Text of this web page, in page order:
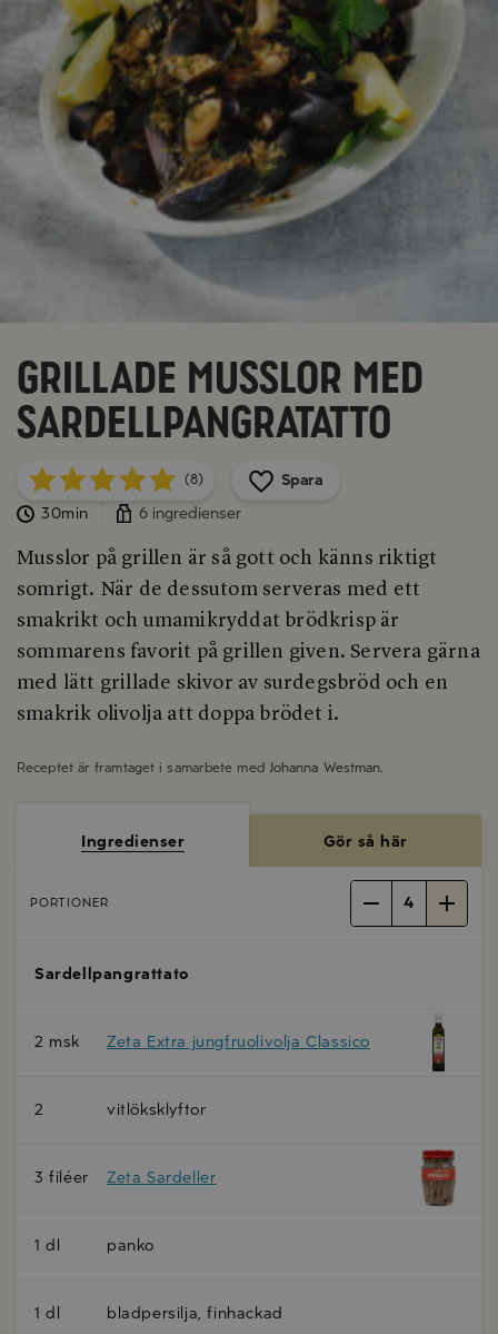
Grillade musslor med
sardellpangratatto
(8)
Spara
30min
6 ingredienser
Musslor på grillen är så gott och känns riktigt
somrigt. När de dessutom serveras med ett
smakrikt och umamikryddat brödkrisp är
sommarens favorit på grillen given. Servera gärna
med lätt grillade skivor av surdegsbröd och en
smakrik olivolja att doppa brödet i.
Receptet är framtaget i samarbete med Johanna Westman
Ingredienser Gör så här
PORTIONER 4
Sardellpangrattato
2 msk Zeta Extra jungfruolivolja Classico
2 vitlöksklyftor
3 filéer Zeta Sardeller
1 dl panko
1 dl bladpersilja, finhackad